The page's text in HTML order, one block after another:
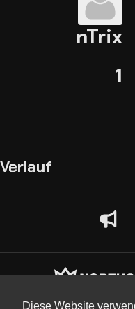
Diese Website
nTrix
1
Verlauf